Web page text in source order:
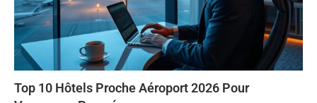
Top 10 Hôtels Proche Aéroport 2026 Pour